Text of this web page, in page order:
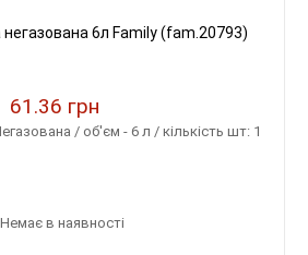
негазована 6л Family (fam.20793)
61.36 грн
/ об'єм - 6 л / кількість шт: 1
Немає в наявності